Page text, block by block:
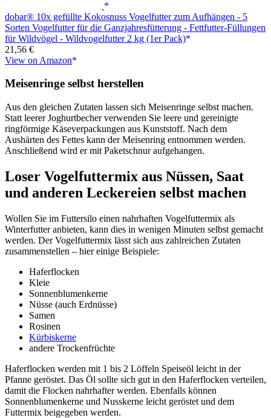
dobar® 10x gefüllte Kokosnuss Vogelfutter zum Aufhängen - 5
Sorten Vogelfutter für die Ganzjahresfütterung - Fettfutter-Füllungen
für Wildvögel - Wildvogelfutter 2 kg (1er Pack)
21,56 €
View on Amazon
Meisenringe selbst herstellen
Aus den gleichen Zutaten lassen sich Meisenringe selbst machen.
Statt leerer Joghurtbecher verwenden Sie leere und gereinigte
ringförmige Käseverpackungen aus Kunststoff. Nach dem
Aushärten des Fettes kann der Meisenring entnommen werden.
Anschließend wird er mit Paketschnur aufgehangen.
Loser Vogelfuttermix aus Nüssen, Saat
und anderen Leckereien selbst machen
Wollen Sie im Futtersilo einen nahrhaften Vogelfuttermix als
Winterfutter anbieten, kann dies in wenigen Minuten selbst gemacht
werden. Der Vogelfuttermix lässt sich aus zahlreichen Zutaten
zusammenstellen – hier einige Beispiele:
Haferflocken
Kleie
Sonnenblumenkerne
Nüsse (auch Erdnüsse)
Samen
Rosinen
Kürbiskerne
andere Trockenfrüchte
Haferflocken werden mit 1 bis 2 Löffeln Speiseöl leicht in der
Pfanne geröstet. Das Öl sollte sich gut in den Haferflocken verteilen,
damit die Flocken nahrhafter werden. Ebenfalls können
Sonnenblumenkerne und Nusskerne leicht geröstet und dem
Futtermix beigegeben werden.